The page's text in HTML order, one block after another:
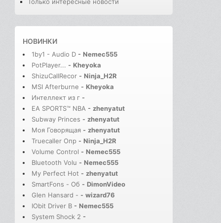
Только интересные новости
НОВИНКИ
1by1 - Audio D - Nemec555
PotPlayer... - Kheyoka
ShizuCallRecor - Ninja_H2R
MSI Afterburne - Kheyoka
Интеллект из г -
EA SPORTS™ NBA - zhenyatut
Subway Princes - zhenyatut
Моя Говорящая - zhenyatut
Truecaller Опр - Ninja_H2R
Volume Control - Nemec555
Bluetooth Volu - Nemec555
My Perfect Hot - zhenyatut
SmartFons - Об - DimonVideo
Glen Hansard - - wizard76
IObit Driver B - Nemec555
System Shock 2 -